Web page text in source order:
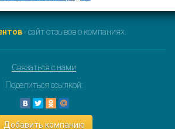
- сайт отзывов о компаниях.
Связаться с нами
Поделиться ссылкой:
Добавить компанию